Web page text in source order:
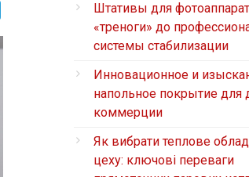
Штативы для
«треноги» до
системы стабилизации
Инновационное и
напольное покрытие для
коммерции
Як вибрати теплове
цеху: ключові переваги